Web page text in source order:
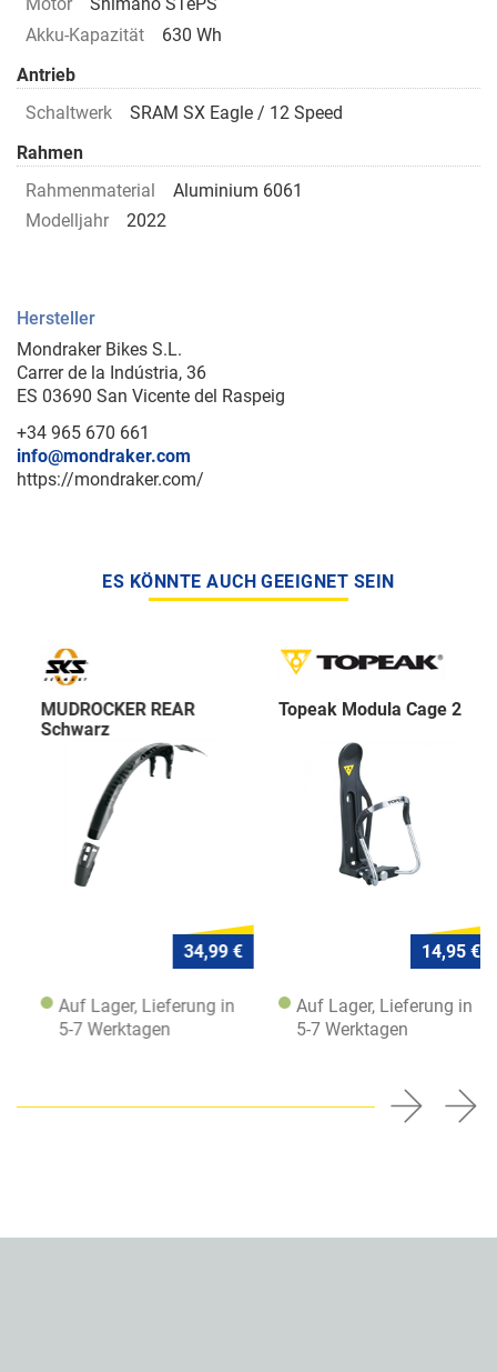
Akku-Kapazität
630 Wh
Antrieb
Schaltwerk
SRAM SX Eagle / 12 Speed
Rahmen
Rahmenmaterial
Aluminium 6061
Modelljahr
2022
Hersteller
Mondraker Bikes S.L.
Carrer de la Indústria, 36
ES 03690 San Vicente del Raspeig
+34 965 670 661
info@mondraker.com
https://mondraker.com/
ES KÖNNTE AUCH GEEIGNET SEIN
MUDROCKER REAR
Schwarz
34,99 €
Auf Lager, Lieferung in
5-7 Werktagen
Topeak Modula Cage 2
14,95 €
Auf Lager, Lieferung in
5-7 Werktagen